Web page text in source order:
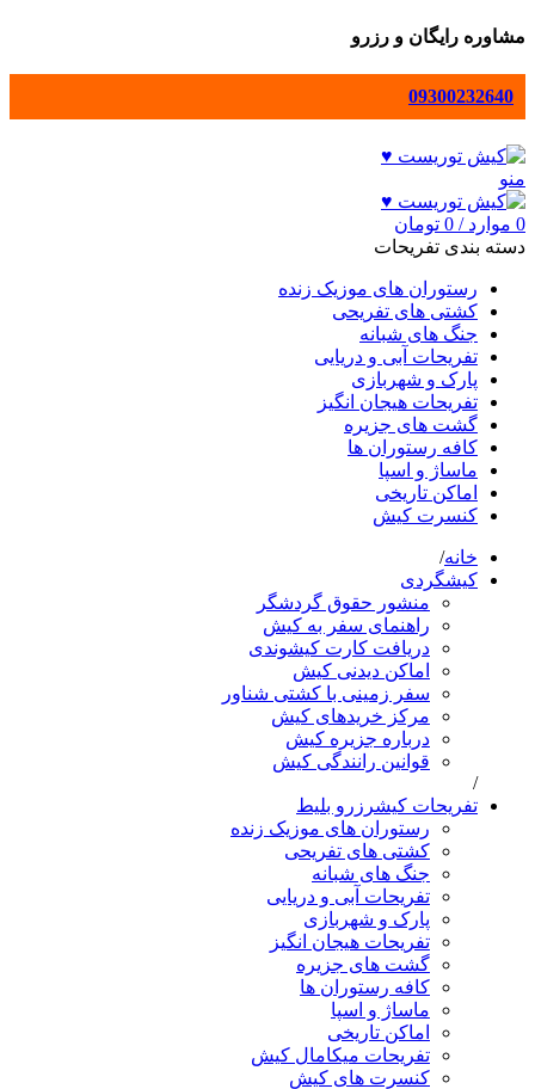
مشاوره رایگان و رزرو
09300232640
منو
0 موارد /
0 تومان
دسته بندی تفریحات
رستوران های موزیک زنده
کشتی های تفریحی
جنگ های شبانه
تفریحات آبی و دریایی
پارک و شهربازی
تفریحات هیجان انگیز
گشت های جزیره
کافه رستوران ها
ماساژ و اسپا
اماکن تاریخی
کنسرت کیش
خانه
کیشگردی
منشور حقوق گردشگر
راهنمای سفر به کیش
دریافت کارت کیشوندی
اماکن دیدنی کیش
سفر زمینی با کشتی شناور
مرکز خریدهای کیش
درباره جزیره کیش
قوانین رانندگی کیش
تفریحات کیشرزرو بلیط
رستوران های موزیک زنده
کشتی های تفریحی
جنگ های شبانه
تفریحات آبی و دریایی
پارک و شهربازی
تفریحات هیجان انگیز
گشت های جزیره
کافه رستوران ها
ماساژ و اسپا
اماکن تاریخی
تفریحات میکامال کیش
کنسرت های کیش